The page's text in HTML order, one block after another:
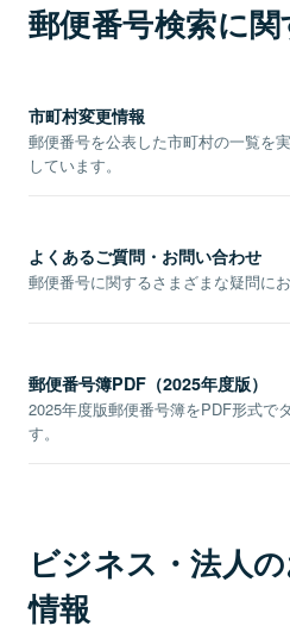
郵便番号検索に
市町村変更情報
郵便番号を公表した市町村の一覧を
しています。
よくあるご質問・お問い合わせ
郵便番号に関するさまざまな疑問にお
郵便番号簿PDF（2025年度版）
2025年度版郵便番号簿をPDF形式で
す。
ビジネス・法人
情報